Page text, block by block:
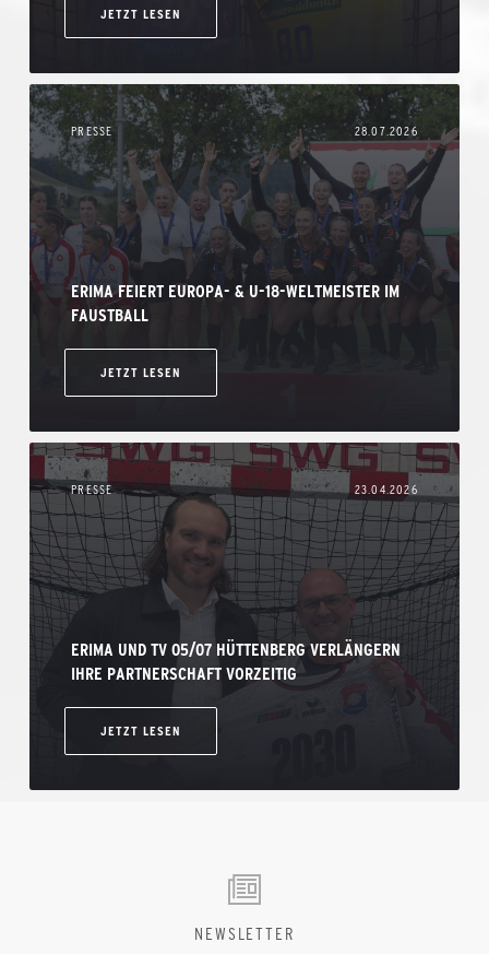
JETZT LESEN
PRESSE 28.07.2026
ERIMA FEIERT EUROPA- & U-18-WELTMEISTER IM
FAUSTBALL
JETZT LESEN
PRESSE 23.04.2026
ERIMA UND TV 05/07 HÜTTENBERG VERLÄNGERN
IHRE PARTNERSCHAFT VORZEITIG
JETZT LESEN
NEWSLETTER